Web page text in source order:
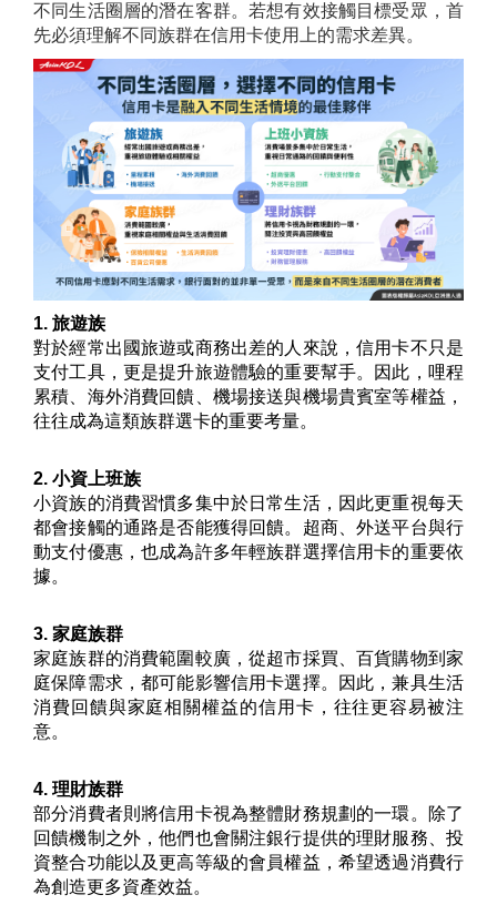
不同生活圈層的潛在客群。若想有效接觸目標受眾，首
先必須理解不同族群在信用卡使用上的需求差異。
1. 旅遊族
對於經常出國旅遊或商務出差的人來說，信用卡不只是
支付工具，更是提升旅遊體驗的重要幫手。因此，哩程
累積、海外消費回饋、機場接送與機場貴賓室等權益，
往往成為這類族群選卡的重要考量。
2. 小資上班族
小資族的消費習慣多集中於日常生活，因此更重視每天
都會接觸的通路是否能獲得回饋。超商、外送平台與行
動支付優惠，也成為許多年輕族群選擇信用卡的重要依
據。
3. 家庭族群
家庭族群的消費範圍較廣，從超市採買、百貨購物到家
庭保障需求，都可能影響信用卡選擇。因此，兼具生活
消費回饋與家庭相關權益的信用卡，往往更容易被注
意。
4. 理財族群
部分消費者則將信用卡視為整體財務規劃的一環。除了
回饋機制之外，他們也會關注銀行提供的理財服務、投
資整合功能以及更高等級的會員權益，希望透過消費行
為創造更多資產效益。